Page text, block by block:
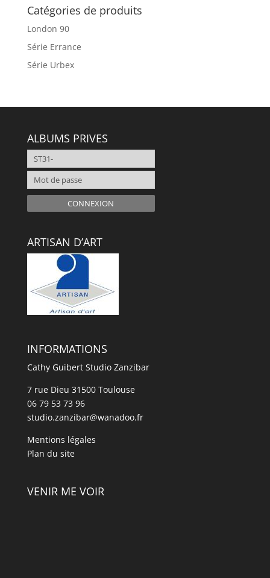
Catégories de produits
London 90
Série Errance
Série Urbex
ALBUMS PRIVES
CONNEXION
ARTISAN D’ART
INFORMATIONS
Cathy Guibert Studio Zanzibar
7 rue Dieu 31500 Toulouse
06 79 53 73 96
studio.zanzibar@wanadoo.fr
Mentions légales
Plan du site
VENIR ME VOIR